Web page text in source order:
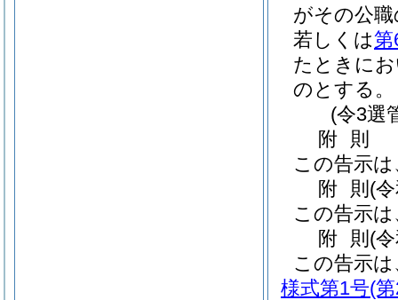
がその公
若しくは第
たときに
のとする。
(令3選
附 則
この告示
附 則 (
この告示
附 則 (
この告示
様式第1号(